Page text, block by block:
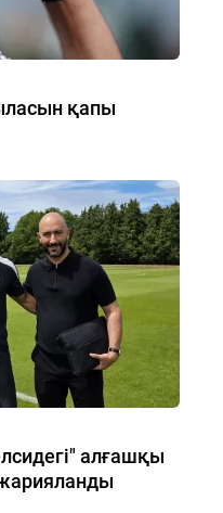
қапы
алғашқы